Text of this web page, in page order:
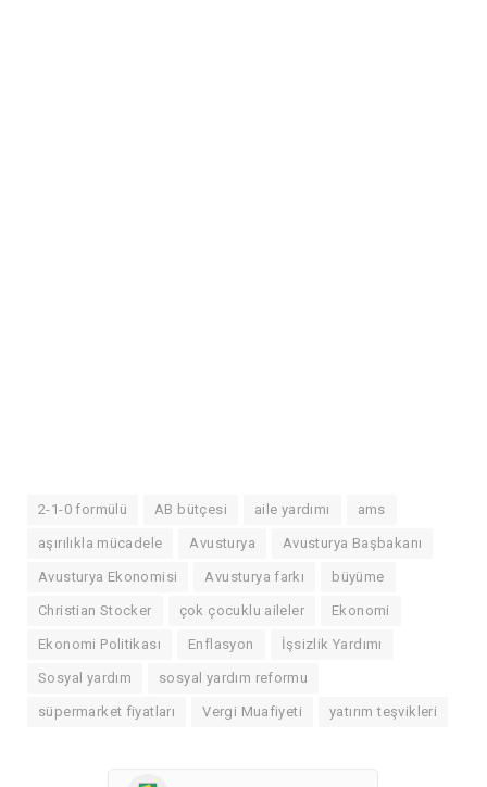
2-1-0 formülü AB bütçesi aile yardımı ams
aşırılıkla mücadele Avusturya Avusturya Başbakanı
Avusturya Ekonomisi Avusturya farkı büyüme
Christian Stocker çok çocuklu aileler Ekonomi
Ekonomi Politikası Enflasyon İşsizlik Yardımı
Sosyal yardım sosyal yardım reformu
süpermarket fiyatları Vergi Muafiyeti yatırım teşvikleri